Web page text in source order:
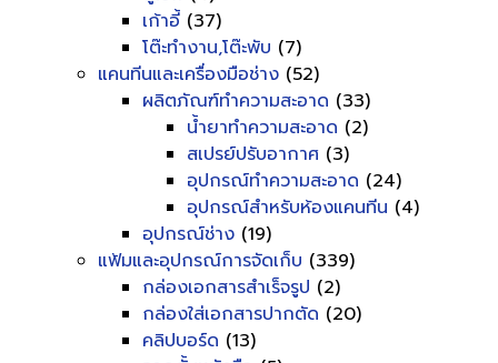
เก้าอี้ (37)
โต๊ะทำงาน,โต๊ะพับ (7)
แคนทีนและเครื่องมือช่าง (52)
ผลิตภัณฑ์ทำความสะอาด (33)
น้ำยาทำความสะอาด (2)
สเปรย์ปรับอากาศ (3)
อุปกรณ์ทำความสะอาด (24)
อุปกรณ์สำหรับห้องแคนทีน (4)
อุปกรณ์ช่าง (19)
แฟ้มและอุปกรณ์การจัดเก็บ (339)
กล่องเอกสารสำเร็จรูป (2)
กล่องใส่เอกสารปากตัด (20)
คลิปบอร์ด (13)